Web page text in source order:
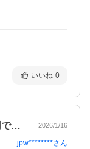
いいね 0
3コインズのラベルプリンターで使用できる 2026/1/16
jpw********さん